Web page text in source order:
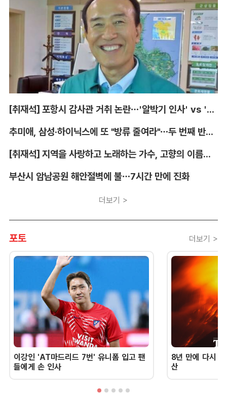
[취재석] 포항시 감사관 거취 논란…'알박기 인사' vs '임기 보장'
추미애, 삼성·하이닉스에 또 "방류 줄여라"…두 번째 반도체 행정지도
[취재석] 지역을 사랑하고 노래하는 가수, 고향의 이름을 남긴다
부산시 암남공원 해안절벽에 불…7시간 만에 진화
더보기 >
포토 더보기 >
이강인 'AT마드리드 7번' 유니폼 입고 팬
들에게 손 인사
8년 만에 다시
산